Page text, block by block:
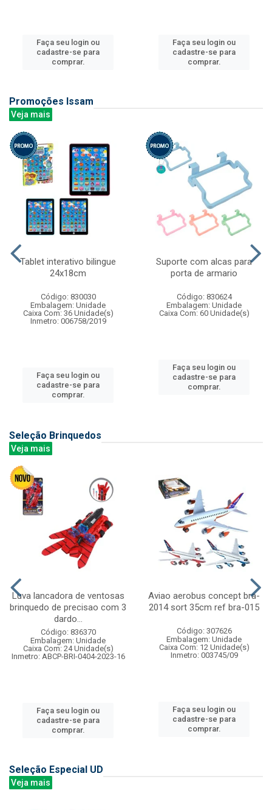
Faça seu login ou
cadastre-se para
comprar.
Faça seu login ou
cadastre-se para
comprar.
Promoções Issam
Veja mais
Tablet interativo bilingue
24x18cm
Código: 830030
Embalagem: Unidade
Caixa Com: 36 Unidade(s)
Inmetro: 006758/2019
Faça seu login ou
cadastre-se para
comprar.
Suporte com alcas para
porta de armario
Código: 830624
Embalagem: Unidade
Caixa Com: 60 Unidade(s)
Faça seu login ou
cadastre-se para
comprar.
Seleção Brinquedos
Veja mais
Luva lancadora de ventosas
brinquedo de precisao com 3
dardo...
Código: 836370
Embalagem: Unidade
Caixa Com: 24 Unidade(s)
Inmetro: ABCP-BRI-0404-2023-16
Faça seu login ou
cadastre-se para
comprar.
Aviao aerobus concept bra-
2014 sort 35cm ref bra-015
Código: 307626
Embalagem: Unidade
Caixa Com: 12 Unidade(s)
Inmetro: 003745/09
Faça seu login ou
cadastre-se para
comprar.
Seleção Especial UD
Veja mais